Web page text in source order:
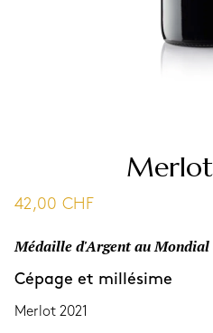
42,00 CHF
Médaille d'Argent au
Cépage et millésime
Merlot 2021